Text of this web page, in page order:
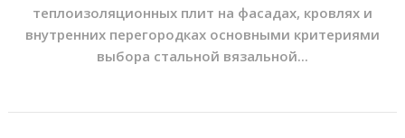
теплоизоляционных плит на фасадах, кровлях и
внутренних перегородках основными критериями
выбора стальной вязальной...